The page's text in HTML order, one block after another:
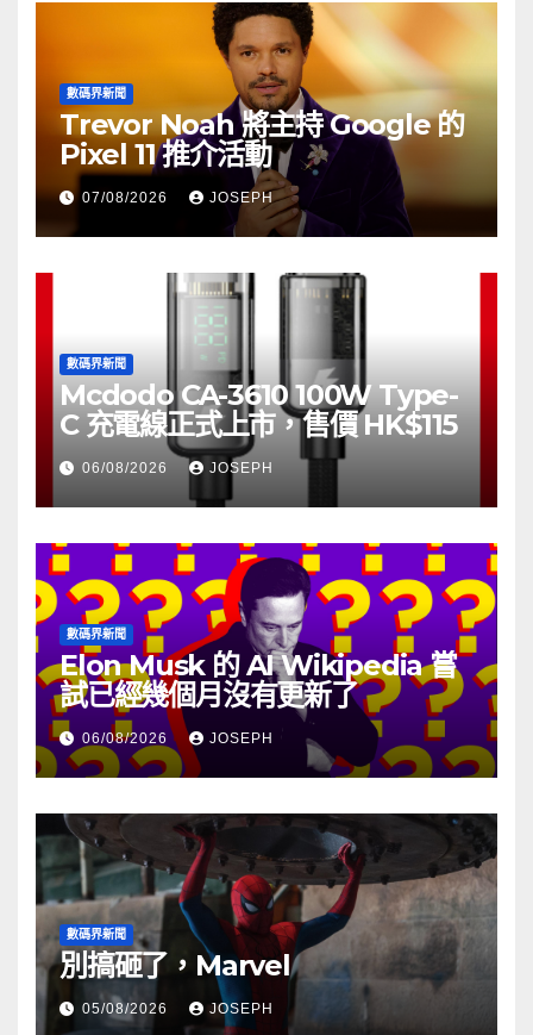
數碼界新聞
Trevor Noah 將主持 Google 的
Pixel 11 推介活動
07/08/2026 JOSEPH
數碼界新聞
Mcdodo CA-3610 100W Type-
C 充電線正式上市，售價 HK$115
06/08/2026 JOSEPH
數碼界新聞
Elon Musk 的 AI Wikipedia 嘗
試已經幾個月沒有更新了
06/08/2026 JOSEPH
數碼界新聞
別搞砸了，Marvel
05/08/2026 JOSEPH